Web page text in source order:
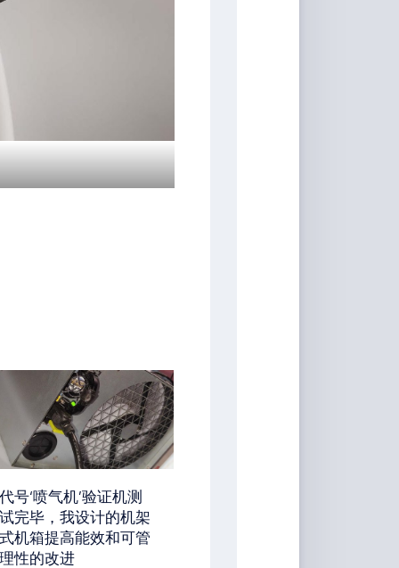
代号‘喷气机’验证机测
试完毕，我设计的机架
式机箱提高能效和可管
理性的改进